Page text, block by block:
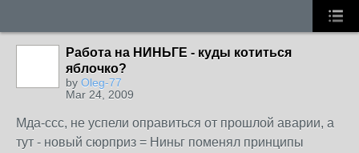
Работа на НИНЬГЕ - куды котиться
яблочко?
by Oleg-77
Mar 24, 2009
Мда-ссс, не успели оправиться от прошлой аварии, а
тут - новый сюрприз = Ниньг поменял принципы